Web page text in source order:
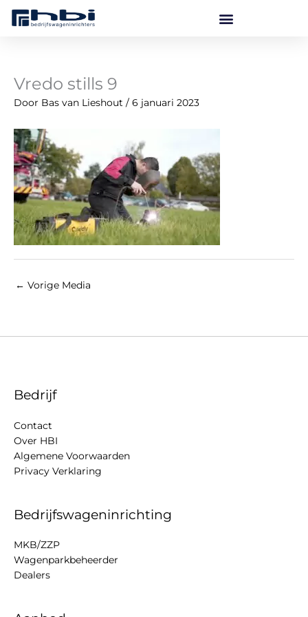
Vredo stills 9
Door Bas van Lieshout / 6 januari 2023
← Vorige Media
Bedrijf
Contact
Over HBI
Algemene Voorwaarden
Privacy Verklaring
Bedrijfswageninrichting
MKB/ZZP
Wagenparkbeheerder
Dealers